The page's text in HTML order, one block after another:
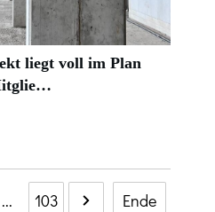
liegt voll im Plan
... 103 Ende